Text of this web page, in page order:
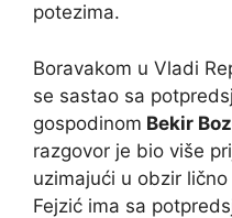
potezima.
Boravakom u Vladi
se sastao sa
gospodinom Bekir
razgovor je bio više
uzimajući u obzir
Fejzić ima sa